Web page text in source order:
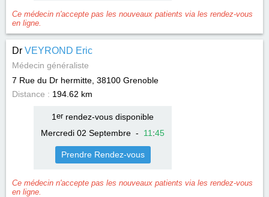
Ce médecin n'accepte pas les nouveaux patients via les rendez-vous
en ligne.
Dr VEYROND Eric
Médecin généraliste
7 Rue du Dr hermitte, 38100 Grenoble
Distance : 194.62 km
1 errendez-vous disponible
Mercredi 02 Septembre - 11 :45
Prendre Rendez-vous
Ce médecin n'accepte pas les nouveaux patients via les rendez-vous
en ligne.